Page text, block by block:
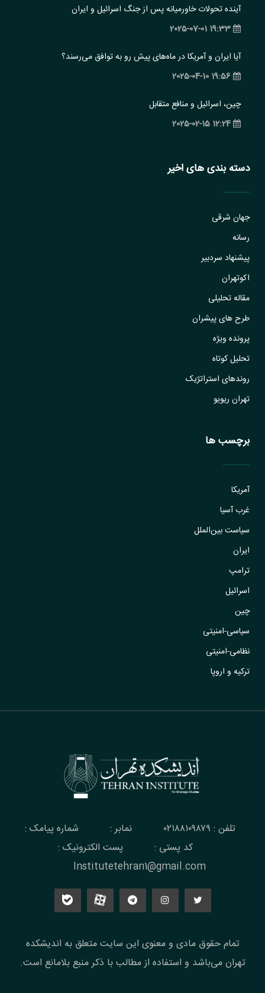
آینده تحولات خاورمیانه پس از جنگ اسرائیل و ایران
19:33 2025-07-01
آیا ایران و آمریکا در ماه‌های پیش رو به توافق می‌رسند؟
19:56 2025-04-10
چین، اسرائیل و منافع متقابل
12:24 2025-02-15
دسته بندی های اخیر
جهان شرقی
رسانه
پیشنهاد سردبیر
اکوتهران
مقاله تحلیلی
طرح های پیشران
پرونده ویژه
تحلیل کوتاه
روندهای استراتژیک
تهران ریویو
برچسب ها
آمریکا
غرب آسیا
سیاست بین‌الملل
ایران
ترامپ
اسرائیل
چین
سیاسی-امنیتی
نظامی-امنیتی
ترکیه و اروپا
تلفن : ۰۲۱۸۸۱۰۹۸۷۹ نمابر :
شماره پیامک :
کد پستی :
پست الکترونیک :
Institutetehran1@gmail.com
تمام حقوق مادی و معنوی این سایت متعلق به اندیشکده
تهران می‌باشد و استفاده از مطالب با ذکر منبع بلامانع است.